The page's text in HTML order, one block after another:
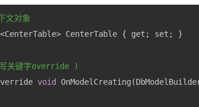
文对象
关键字override )
void